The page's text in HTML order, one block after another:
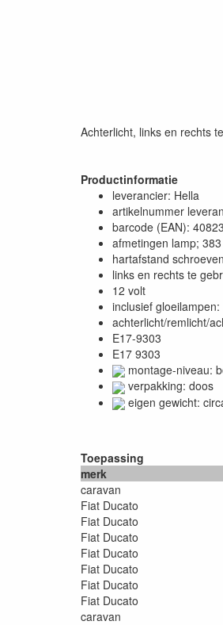
Achterlicht, links en rechts
Productinformatie
leverancier: Hella
artikelnummer
barcode (EAN):
afmetingen lamp;
hartafstand
links en rechts te
12 volt
inclusief gloeilampen:
achterlicht/remlicht/
E17-9303
E17 9303
montage-niveau:
verpakking: doos
eigen gewicht:
Toepassing
merk
caravan
Fiat Ducato
Fiat Ducato
Fiat Ducato
Fiat Ducato
Fiat Ducato
Fiat Ducato
Fiat Ducato
caravan